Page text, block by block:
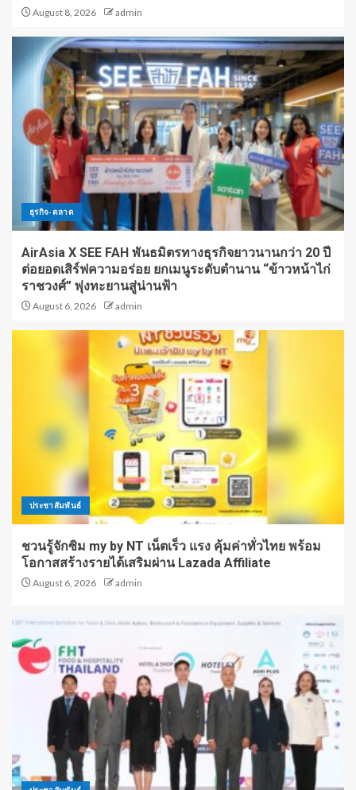
August 8, 2026 admin
ธุรกิจ-ตลาด
AirAsia X SEE FAH พันธมิตรทางธุรกิจยาวนานกว่า 20 ปี
ต่อยอดเสิร์ฟความอร่อย ยกเมนูระดับตำนาน “ข้าวหน้าไก่
ราชวงศ์” พุ่งทะยานสู่น่านฟ้า
August 6, 2026 admin
ประชาสัมพันธ์
ชวนรู้จักซิม my by NT เน็ตเร็ว แรง คุ้มค่าทั่วไทย พร้อม
โอกาสสร้างรายได้เสริมผ่าน Lazada Affiliate
August 6, 2026 admin